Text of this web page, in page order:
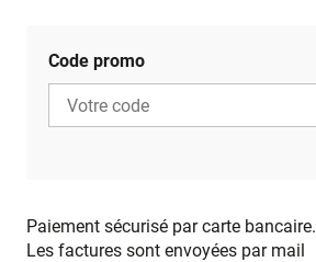
Code promo
Paiement sécurisé par carte bancaire.
Les factures sont envoyées par mail